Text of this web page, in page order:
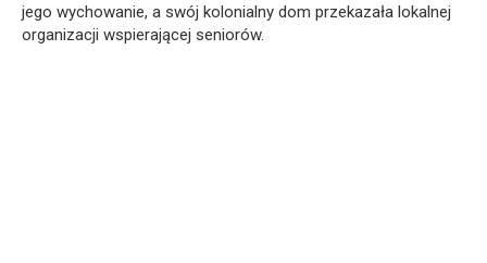
jego wychowanie, a swój kolonialny dom przekazała lokalnej
organizacji wspierającej seniorów.